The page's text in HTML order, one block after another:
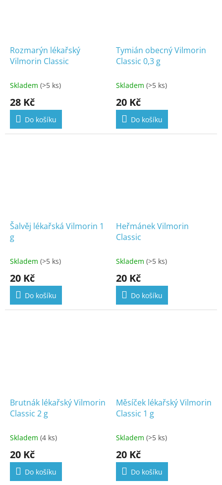
Rozmarýn lékařský
Vilmorin Classic
Skladem (>5 ks)
28 Kč
Do košíku
Tymián obecný Vilmorin
Classic 0,3 g
Skladem (>5 ks)
20 Kč
Do košíku
Šalvěj lékařská Vilmorin 1
g
Skladem (>5 ks)
20 Kč
Do košíku
Heřmánek Vilmorin
Classic
Skladem (>5 ks)
20 Kč
Do košíku
Brutnák lékařský Vilmorin
Classic 2 g
Skladem (4 ks)
20 Kč
Do košíku
Měsíček lékařský Vilmorin
Classic 1 g
Skladem (>5 ks)
20 Kč
Do košíku